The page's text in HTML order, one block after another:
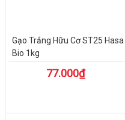
Gạo Trắng Hữu Cơ ST25 Hasa
Bio 1kg
77.000₫